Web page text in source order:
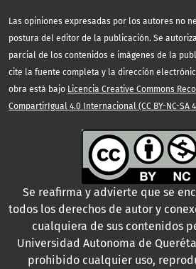
Las opiniones expresadas por los autores no
postura del editor de la publicación. Se
parcial de los contenidos e imágenes de la
cite la fuente completa y la dirección
obra está bajo Licencia Creative Commons
CompartirIgual 4.0 Internacional (CC BY-NC-SA
Se reafirma y advierte que se
todos los derechos de autor y
cualquiera de sus contenidos
Universidad Autonoma de
prohibido cualquier uso,